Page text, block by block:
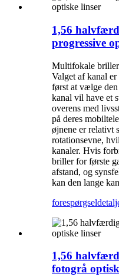
1,56
progressive
Multifokale briller
Valget af kanal
først at vælge
kanal vil have et
overens med
på deres
øjnene er relativt
rotationsevne,
kanaler. Hvis
briller for første
afstand, og
kan den lange
forespørgsel
1,56
fotogrå